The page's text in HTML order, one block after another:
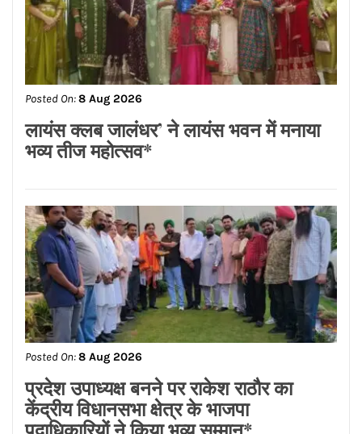
लायंस क्लब जालंधर’ ने लायंस भवन में मनाया
भव्य तीज महोत्सव*